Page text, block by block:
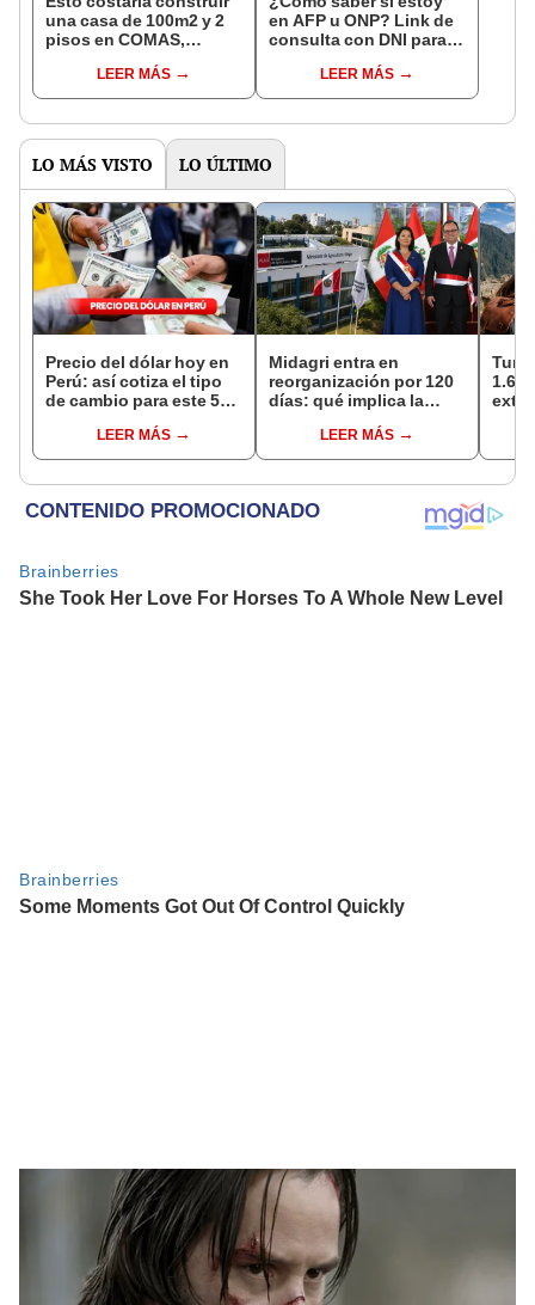
una casa de 100m2 y 2
pisos en COMAS,
distritos de LIMA
NORTE
LEER MÁS
en AFP u ONP? Link de
consulta con DNI para
pensiones estás
LEER MÁS
LO MÁS VISTO LO ÚLTIMO
Precio del dólar hoy en
Perú: así cotiza el tipo
de cambio para este 5
LEER MÁS
Midagri entra en
reorganización por 120
días: qué implica la
podrían venir
LEER MÁS
1.62